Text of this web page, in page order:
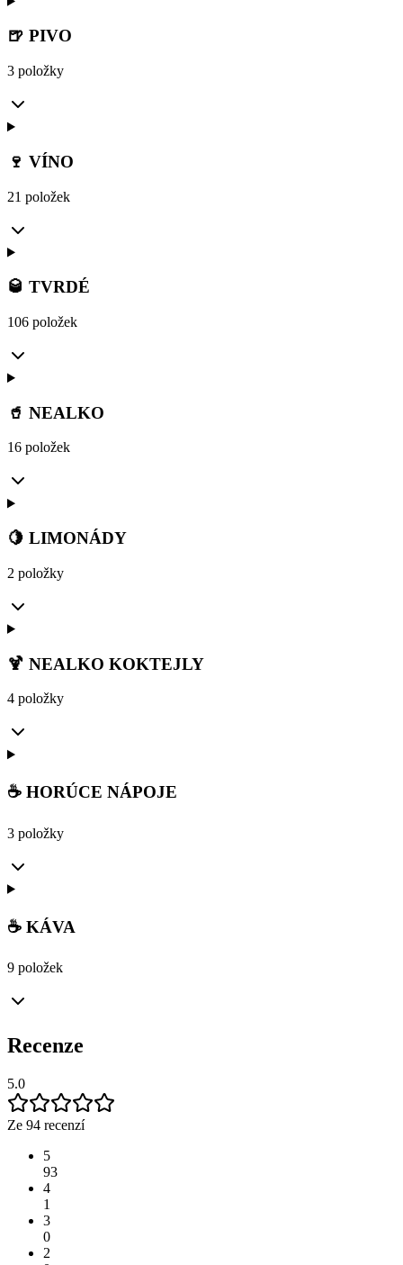
🍺 PIVO
3 položky
🍷 VÍNO
21 položek
🥃 TVRDÉ
106 položek
🥤 NEALKO
16 položek
🍋 LIMONÁDY
2 položky
🍹 NEALKO KOKTEJLY
4 položky
☕ HORÚCE NÁPOJE
3 položky
☕ KÁVA
9 položek
Recenze
5.0
Ze 94 recenzí
5
93
4
1
3
0
2